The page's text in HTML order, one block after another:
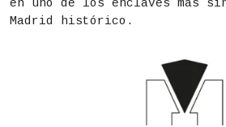
en uno de los enclaves más
Madrid histórico.